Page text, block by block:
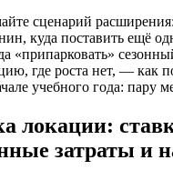
сценарий
куда поставить ещё
«припарковать»
где роста нет, — как
учебного года: пару
локации:
затраты и